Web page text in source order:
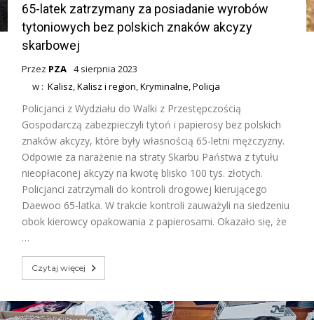
65-latek zatrzymany za posiadanie wyrobów
tytoniowych bez polskich znaków akcyzy
skarbowej
Przez PZA 4 sierpnia 2023
w :Kalisz,Kalisz i region,Kryminalne,Policja
Policjanci z Wydziału do Walki z Przestępczością
Gospodarczą zabezpieczyli tytoń i papierosy bez polskich
znaków akcyzy, które były własnością 65-letni mężczyzny.
Odpowie za narażenie na straty Skarbu Państwa z tytułu
nieopłaconej akcyzy na kwotę blisko 100 tys. złotych.
Policjanci zatrzymali do kontroli drogowej kierującego
Daewoo 65-latka. W trakcie kontroli zauważyli na siedzeniu
obok kierowcy opakowania z papierosami. Okazało się, że
…
Czytaj więcej